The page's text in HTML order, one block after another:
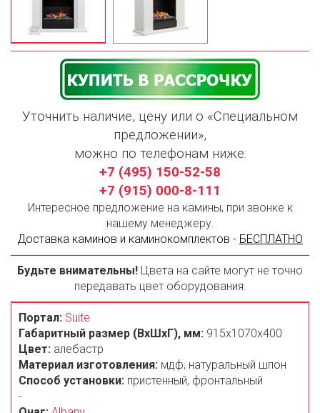
Уточнить наличие, цену или о «Специальном
предложении»,
можно по телефонам ниже:
+7 (495) 150-52-58
+7 (915) 000-8-111
Интересное предложение на камины, при звонке к
нашему менеджеру.
Доставка каминов и каминокомплектов - БЕСПЛАТНО
Будьте внимательны! Цвета на сайте могут не точно
передавать цвет оборудования.
Портал: Suite
Габаритный размер (ВxШxГ), мм: 915х1070x400
Цвет: алебастр
Материал изготовления: мдф, натуральный шпон
Способ установки: пристенный, фронтальный
-